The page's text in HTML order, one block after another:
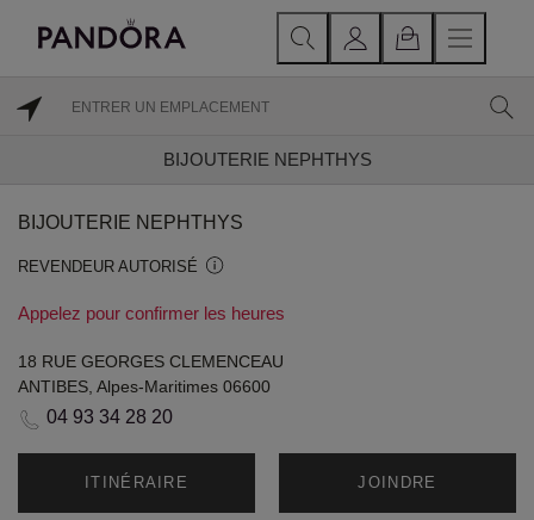
BIJOUTERIE NEPHTHYS
BIJOUTERIE NEPHTHYS
REVENDEUR AUTORISÉ
Appelez pour confirmer les heures
18 RUE GEORGES CLEMENCEAU
ANTIBES, Alpes-Maritimes 06600
04 93 34 28 20
ITINÉRAIRE JOINDRE